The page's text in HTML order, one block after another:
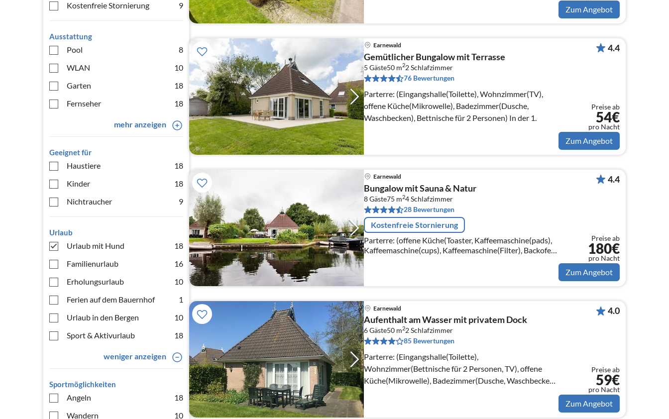
Kostenfreie Stornierung
9
Ausstattung
Pool
8
WLAN
10
Garten
18
Fernseher
18
mehr anzeigen
Geeignet für
Haustiere
18
Kinder
18
Nichtraucher
9
Urlaub
Urlaub mit Hund
18
Familienurlaub
16
Erholungsurlaub
10
Ferien auf dem Bauernhof
1
Urlaub in den Bergen
10
Sport & Aktivurlaub
18
weniger anzeigen
Sportmöglichkeiten
Angeln
18
Wandern
10
für 2 Personen, TV(smart TV)
Zum Angebot
Earnewald
Gemütlicher Bungalow mit Terrasse
5 Gäste50 m22Schlafzimmer
76 Bewertungen
Parterre: (Eingangshalle(Toilette), Wohnzimmer(TV),
offene Küche(Mikrowelle), Badezimmer(Dusche,
Waschbecken), Bettnische für 2 Personen) In der 1.
4.4
Preise ab
54€
pro Nacht
Zum Angebot
Earnewald
Bungalow mit Sauna & Natur
8 Gäste75 m24Schlafzimmer
28 Bewertungen
Kostenfreie Stornierung
Parterre: (offene Küche(Toaster, Kaffeemaschine(pads),
Kaffeemaschine(cups), Kaffeemaschine(Filter), Backofen,
Kombi-Mikrowelle, Spülmaschine, Zitruspresse,
4.4
Preise ab
180€
pro Nacht
Zum Angebot
Earnewald
Aufenthalt am Wasser mit privatem Dock
6 Gäste50 m22Schlafzimmer
85 Bewertungen
Parterre: (Eingangshalle(Toilette),
Wohnzimmer(Bettnische für 2 Personen, TV), offene
Küche(Mikrowelle), Badezimmer(Dusche, Waschbecken),
4.0
Preise ab
59€
pro Nacht
Zum Angebot